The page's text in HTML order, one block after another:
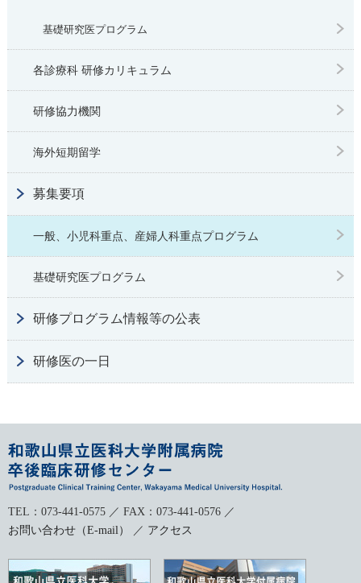
基礎研究医プログラム
各診療科 研修カリキュラム
研修協力機関
海外短期留学
募集要項
一般、小児科重点、産婦人科重点プログラム
基礎研究医プログラム
研修プログラム情報等の公表
研修医の一日
TEL：073-441-0575 ／ FAX：073-441-0576 ／
お問い合わせ（E-mail）
／ アクセス